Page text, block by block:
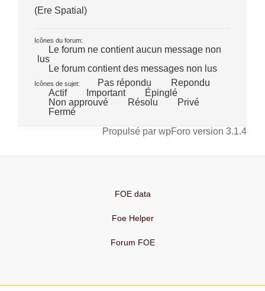
(Ere Spatial)
Icônes du forum:
Le forum ne contient aucun message non
lus
Le forum contient des messages non lus
Icônes de sujet: Pas répondu
Repondu
Actif
Important
Épinglé
Non approuvé
Résolu
Privé
Fermé
Propulsé par wpForo version 3.1.4
FOE data
Foe Helper
Forum FOE